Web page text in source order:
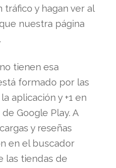
y hagan ver al
nuestra página
tienen esa
formado por las
aplicación y +1 en
Google Play. A
y reseñas
en el buscador
las tiendas de